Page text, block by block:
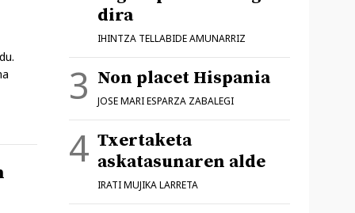
dira
IHINTZA TELLABIDE AMUNARRIZ
Non placet Hispania
JOSE MARI ESPARZA ZABALEGI
Txertaketa
askatasunaren alde
IRATI MUJIKA LARRETA